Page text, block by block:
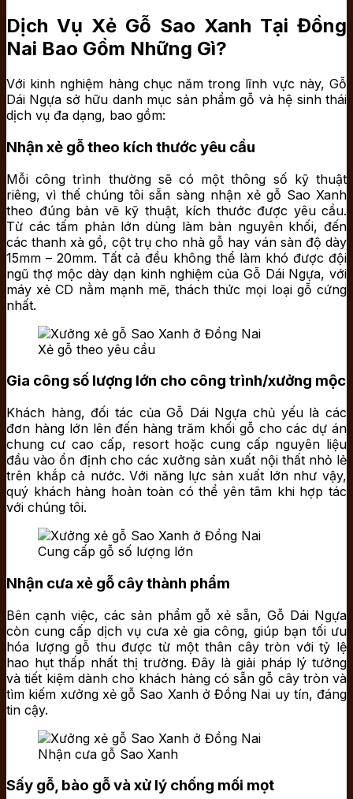
Dịch Vụ Xẻ Gỗ Sao Xanh Tại Đồng
Nai Bao Gồm Những Gì?
Với kinh nghiệm hàng chục năm trong lĩnh vực này, Gỗ
Dái Ngựa sở hữu danh mục sản phẩm gỗ và hệ sinh thái
dịch vụ đa dạng, bao gồm:
Nhận xẻ gỗ theo kích thước yêu cầu
Mỗi công trình thường sẽ có một thông số kỹ thuật
riêng, vì thế chúng tôi sẵn sàng nhận xẻ gỗ Sao Xanh
theo đúng bản vẽ kỹ thuật, kích thước được yêu cầu.
Từ các tấm phản lớn dùng làm bàn nguyên khối, đến
các thanh xà gồ, cột trụ cho nhà gỗ hay ván sàn độ dày
15mm – 20mm. Tất cả đều không thể làm khó được đội
ngũ thợ mộc dày dạn kinh nghiệm của Gỗ Dái Ngựa, với
máy xẻ CD nằm mạnh mẽ, thách thức mọi loại gỗ cứng
nhất.
Xẻ gỗ theo yêu cầu
Gia công số lượng lớn cho công trình/xưởng mộc
Khách hàng, đối tác của Gỗ Dái Ngựa chủ yếu là các
đơn hàng lớn lên đến hàng trăm khối gỗ cho các dự án
chung cư cao cấp, resort hoặc cung cấp nguyên liệu
đầu vào ổn định cho các xưởng sản xuất nội thất nhỏ lẻ
trên khắp cả nước. Với năng lực sản xuất lớn như vậy,
quý khách hàng hoàn toàn có thể yên tâm khi hợp tác
với chúng tôi.
Cung cấp gỗ số lượng lớn
Nhận cưa xẻ gỗ cây thành phẩm
Bên cạnh việc, các sản phẩm gỗ xẻ sẵn, Gỗ Dái Ngựa
còn cung cấp dịch vụ cưa xẻ gia công, giúp bạn tối ưu
hóa lượng gỗ thu được từ một thân cây tròn với tỷ lệ
hao hụt thấp nhất thị trường. Đây là giải pháp lý tưởng
và tiết kiệm dành cho khách hàng có sẵn gỗ cây tròn và
tìm kiếm xưởng xẻ gỗ Sao Xanh ở Đồng Nai uy tín, đáng
tin cậy.
Nhận cưa gỗ Sao Xanh
Sấy gỗ, bào gỗ và xử lý chống mối mọt